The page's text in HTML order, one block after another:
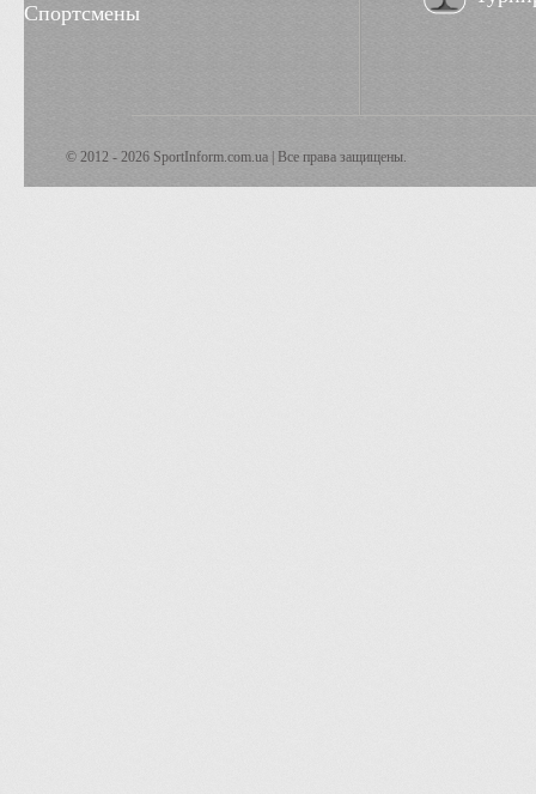
Спортсмены
© 2012 - 2026 SportInform.com.ua | Все права защищены.